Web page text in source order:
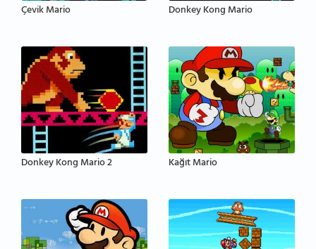
Çevik Mario Donkey Kong Mario
Donkey Kong Mario 2 Kağıt Mario